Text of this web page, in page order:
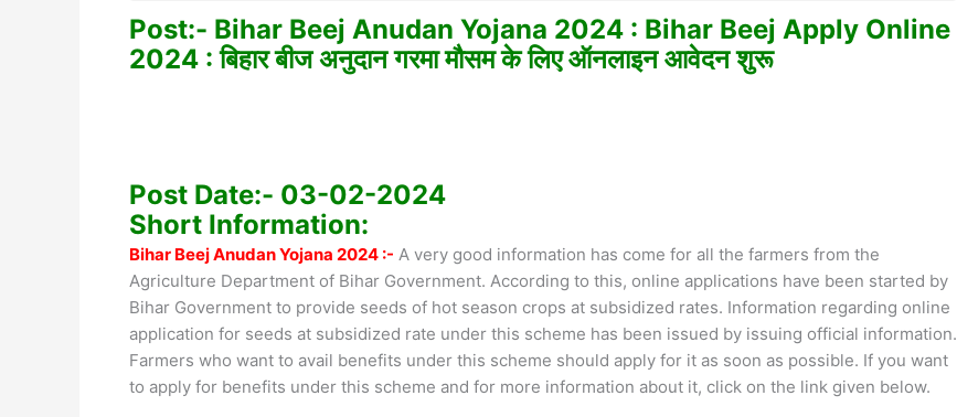
Post:- Bihar Beej Anudan Yojana 2024 : Bihar Beej Apply Online
2024 : बिहार बीज अनुदान गरमा मौसम के लिए ऑनलाइन आवेदन शुरू
Post Date:- 03-02-2024
Short Information:
Bihar Beej Anudan Yojana 2024 :- A very good information has come for all the farmers from the
Agriculture Department of Bihar Government. According to this, online applications have been started by
Bihar Government to provide seeds of hot season crops at subsidized rates. Information regarding online
application for seeds at subsidized rate under this scheme has been issued by issuing official information.
Farmers who want to avail benefits under this scheme should apply for it as soon as possible. If you want
to apply for benefits under this scheme and for more information about it, click on the link given below.